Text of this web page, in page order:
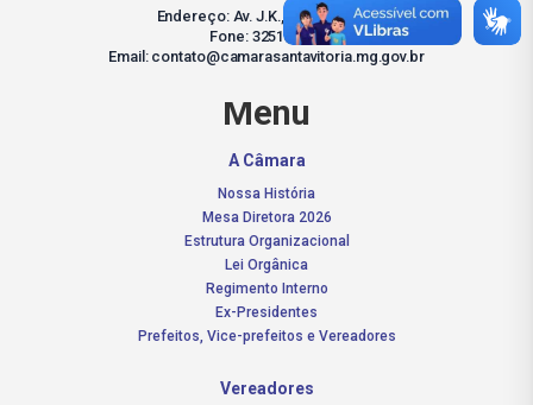
Endereço: Av. J.K., 130 – Centro
Fone: 3251-2137
Email: contato@camarasantavitoria.mg.gov.br
Menu
A Câmara
Nossa História
Mesa Diretora 2026
Estrutura Organizacional
Lei Orgânica
Regimento Interno
Ex-Presidentes
Prefeitos, Vice-prefeitos e Vereadores
Vereadores